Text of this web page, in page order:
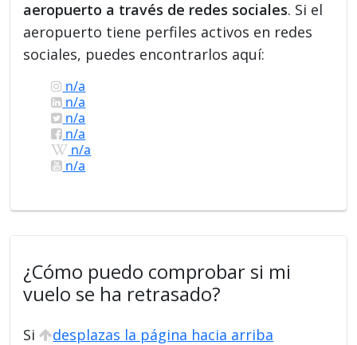
aeropuerto a través de redes sociales. Si el
aeropuerto tiene perfiles activos en redes
sociales, puedes encontrarlos aquí:
n/a
n/a
n/a
n/a
n/a
n/a
¿Cómo puedo comprobar si mi
vuelo se ha retrasado?
Si
desplazas la página hacia arriba